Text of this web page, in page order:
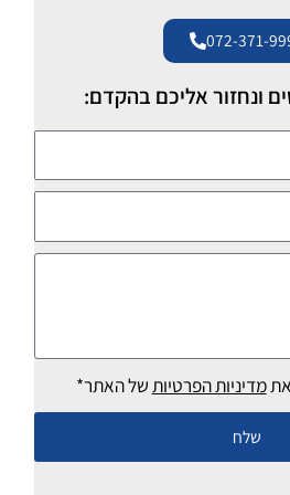
072-371-
ונחזור אליכם בהקדם:
מדיניות הפרטיות של האתר*
שלח